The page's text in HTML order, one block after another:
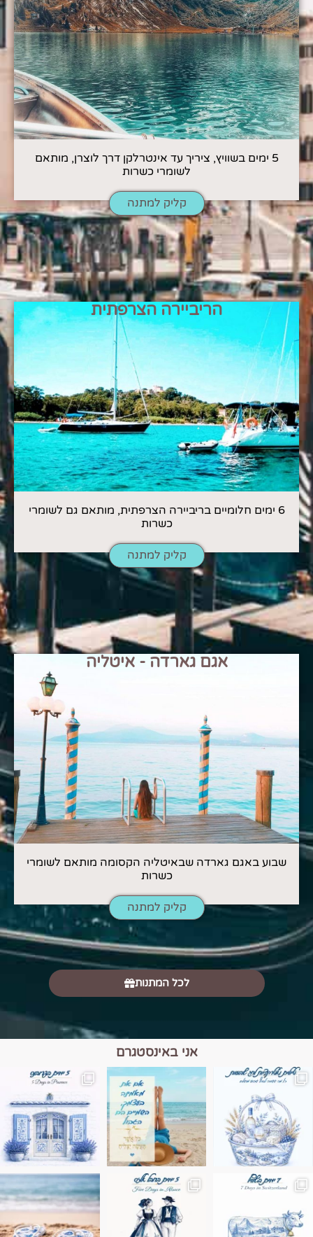
5 ימים בשוויץ, ציריך עד אינטרלקן דרך לוצרן, מותאם
לשומרי כשרות
קליק למתנה
הריביירה הצרפתית
6 ימים חלומיים בריביירה הצרפתית, מותאם גם לשומרי
כשרות
קליק למתנה
אגם גארדה - איטליה
שבוע באגם גארדה שבאיטליה הקסומה מותאם לשומרי
כשרות
קליק למתנה
לכל המתנות
אני באינסטגרם
הם הגבול 💙🩵
בחבל אלזס צרפת
בחופשה שבו הכל נהיה פשוט יותר. החול, הי